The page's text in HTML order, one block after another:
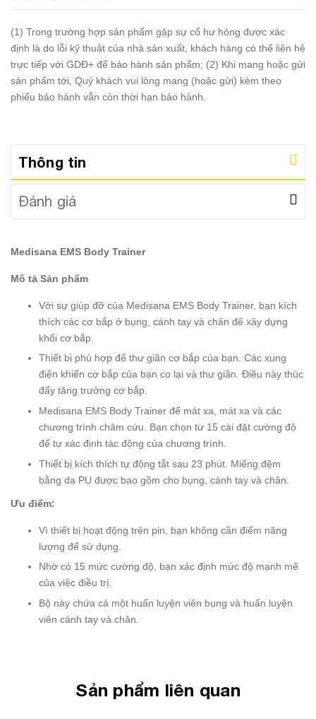
(1) Trong trường hợp sản phẩm gặp sự cố hư hỏng được xác
định là do lỗi kỹ thuật của nhà sản xuất, khách hàng có thể liên hệ
trực tiếp với GDĐ+ để bảo hành sản phẩm; (2) Khi mang hoặc gửi
sản phẩm tới, Quý khách vui lòng mang (hoặc gửi) kèm theo
phiếu bảo hành vẫn còn thời hạn bảo hành.
Thông tin
Đánh giá
Medisana EMS Body Trainer
Mô tả Sản phẩm
Với sự giúp đỡ của Medisana EMS Body Trainer, bạn kích
thích các cơ bắp ở bụng, cánh tay và chân để xây dựng
khối cơ bắp.
Thiết bị phù hợp để thư giãn cơ bắp của bạn. Các xung
điện khiến cơ bắp của bạn co lại và thư giãn. Điều này thúc
đẩy tăng trưởng cơ bắp.
Medisana EMS Body Trainer để mát xa, mát xa và các
chương trình châm cứu. Bạn chọn từ 15 cài đặt cường độ
để tự xác định tác động của chương trình.
Thiết bị kích thích tự động tắt sau 23 phút. Miếng đệm
bằng da PU được bao gồm cho bụng, cánh tay và chân.
Ưu điểm:
Vì thiết bị hoạt động trên pin, bạn không cần điểm năng
lượng để sử dụng.
Nhờ có 15 mức cường độ, bạn xác định mức độ mạnh mẽ
của việc điều trị.
Bộ này chứa cả một huấn luyện viên bụng và huấn luyện
viên cánh tay và chân.
Sản phẩm liên quan